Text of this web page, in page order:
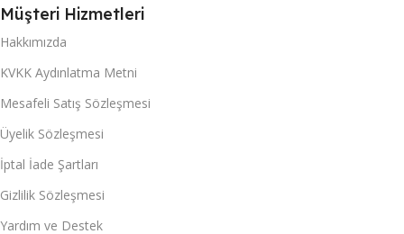
Müşteri Hizmetleri
Hakkımızda
KVKK Aydınlatma Metni
Mesafeli Satış Sözleşmesi
Üyelik Sözleşmesi
İptal İade Şartları
Gizlilik Sözleşmesi
Yardım ve Destek